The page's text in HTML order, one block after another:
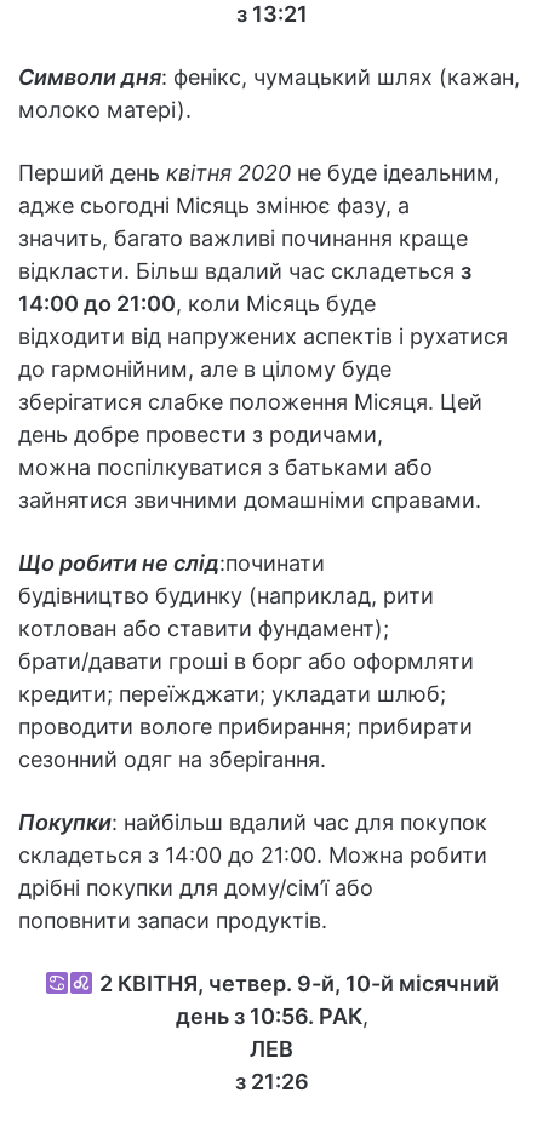
з 13:21
Символи дня: фенікс, чумацький шлях (кажан,
молоко матері).
Перший день квітня 2020 не буде ідеальним,
адже сьогодні Місяць змінює фазу, а
значить, багато важливі починання краще
відкласти. Більш вдалий час складеться з
14:00 до 21:00, коли Місяць буде
відходити від напружених аспектів і рухатися
до гармонійним, але в цілому буде
зберігатися слабке положення Місяця. Цей
день добре провести з родичами,
можна поспілкуватися з батьками або
зайнятися звичними домашніми справами.
Що робити не слід:починати
будівництво будинку (наприклад, рити
котлован або ставити фундамент);
брати/давати гроші в борг або оформляти
кредити; переїжджати; укладати шлюб;
проводити вологе прибирання; прибирати
сезонний одяг на зберігання.
Покупки: найбільш вдалий час для покупок
складеться з 14:00 до 21:00. Можна робити
дрібні покупки для дому/сім’ї або
поповнити запаси продуктів.
2 КВІТНЯ, четвер. 9-й, 10-й місячний
день з 10:56. РАК,
ЛЕВ
з 21:26